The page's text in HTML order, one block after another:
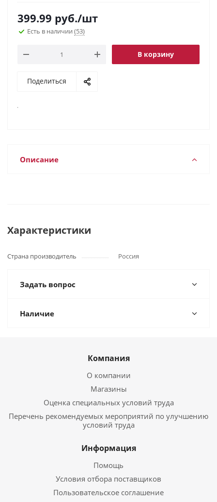
399.99 руб./шт
Есть в наличии (53)
В корзину
Поделиться
.
Описание
Характеристики
Страна производитель Россия
Задать вопрос
Наличие
Компания
О компании
Магазины
Оценка специальных условий труда
Перечень рекомендуемых мероприятий по улучшению
условий труда
Информация
Помощь
Условия отбора поставщиков
Пользовательское соглашение